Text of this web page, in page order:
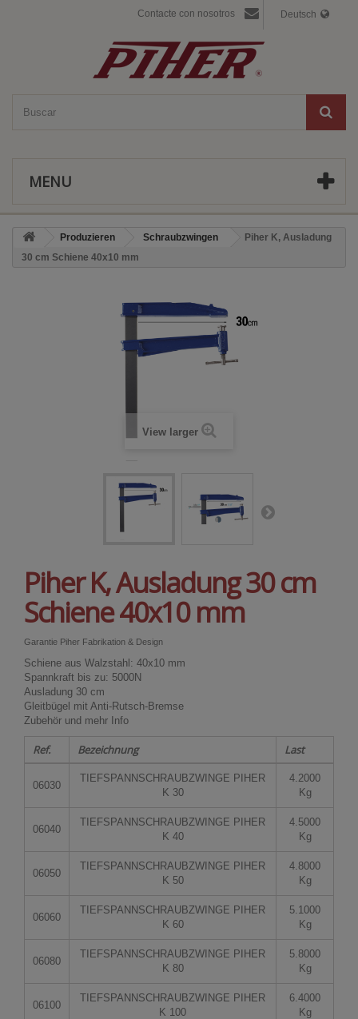
Deutsch
Contacte con nosotros
MENU
Produzieren Schraubzwingen
Piher K, Ausladung
30 cm Schiene 40x10 mm
View larger
Piher K, Ausladung 30 cm
Schiene 40x10 mm
Garantie Piher Fabrikation & Design
Schiene aus Walzstahl: 40x10 mm
Spannkraft bis zu: 5000N
Ausladung 30 cm
Gleitbügel mit Anti-Rutsch-Bremse
Zubehör und mehr Info
Ref. Bezeichnung Last
06030
TIEFSPANNSCHRAUBZWINGE PIHER
K 30
4.2000
Kg
06040
TIEFSPANNSCHRAUBZWINGE PIHER
K 40
4.5000
Kg
06050
TIEFSPANNSCHRAUBZWINGE PIHER
K 50
4.8000
Kg
06060
TIEFSPANNSCHRAUBZWINGE PIHER
K 60
5.1000
Kg
06080
TIEFSPANNSCHRAUBZWINGE PIHER
K 80
5.8000
Kg
06100
TIEFSPANNSCHRAUBZWINGE PIHER
K 100
6.4000
Kg